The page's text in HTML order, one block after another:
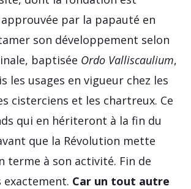
par la papauté en
son développement selon
baptisée Ordo Valliscaulium,
les usages en vigueur chez les
cisterciens et les chartreux. Ce
qui en hériteront à la fin du
que la Révolution mette
terme à son activité. Fin de
exactement. Car un tout autre